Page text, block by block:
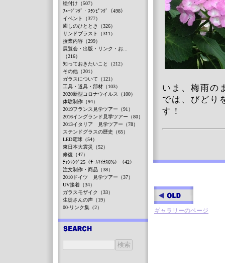
いま、梅雨の
では、びどり
す！
ギャラリーのページ
絵付け（507）
ﾌｭｰｼﾞﾝｸﾞ・ｽﾗﾝﾋﾟﾝｸﾞ（498）
イベント（377）
癒しのひととき（326）
サンドブラスト（311）
授業内容（299）
展覧会・出版・リンク・お...
（216）
知っておきたいこと（212）
その他（201）
ガラスについて（121）
工具・道具・部材（103）
2020新型コロナウイルス（100）
体験制作（94）
2019フランス見学ツアー（91）
2016イングランド見学ツアー（80）
2013イタリア 見学ツアー（78）
ステンドグラスの歴史（65）
LED電球（54）
東日本大震災（52）
修復（47）
ﾁｬﾝﾚﾝｼﾞ25（ﾁｰﾑﾏｲﾅｽ6%）（42）
注文制作・商品（38）
2010ドイツ 見学ツアー（37）
UV接着（34）
ガラスモザイク（33）
生徒さんの声（19）
00-リンク集（2）